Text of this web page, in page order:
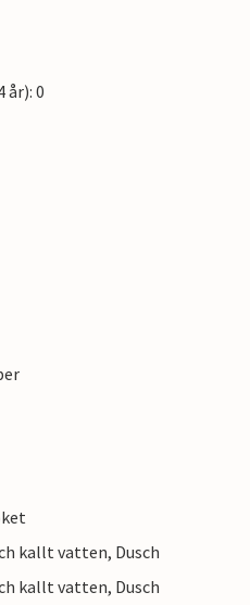
0
kallt vatten, Dusch
kallt vatten, Dusch